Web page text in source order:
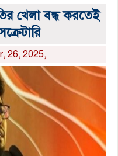
খেলা বন্ধ করতেই
26, 2025,